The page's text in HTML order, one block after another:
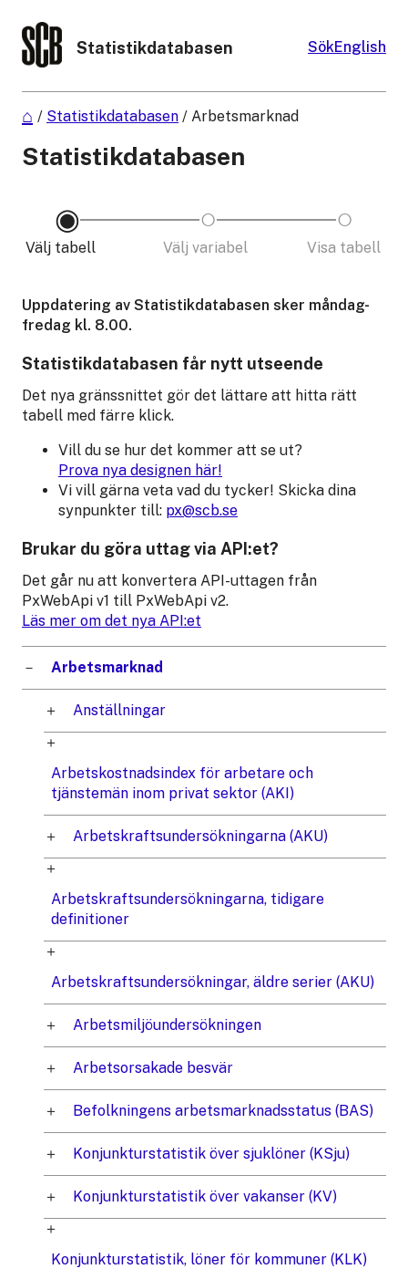
Statistikdatabasen SökEnglish
/ Statistikdatabasen / Arbetsmarknad
Statistikdatabasen
Välj tabell Välj variabel Visa tabell
Uppdatering av Statistikdatabasen sker måndag-
fredag kl. 8.00.
Statistikdatabasen får nytt utseende
Det nya gränssnittet gör det lättare att hitta rätt
tabell med färre klick.
Vill du se hur det kommer att se ut?
Prova nya designen här!
Vi vill gärna veta vad du tycker! Skicka dina
synpunkter till: px@scb.se
Brukar du göra uttag via API:et?
Det går nu att konvertera API-uttagen från
PxWebApi v1 till PxWebApi v2.
Läs mer om det nya API:et
Arbetsmarknad
Anställningar
Arbetskostnadsindex för arbetare och
tjänstemän inom privat sektor (AKI)
Arbetskraftsundersökningarna (AKU)
Arbetskraftsundersökningarna, tidigare
definitioner
Arbetskraftsundersökningar, äldre serier (AKU)
Arbetsmiljöundersökningen
Arbetsorsakade besvär
Befolkningens arbetsmarknadsstatus (BAS)
Konjunkturstatistik över sjuklöner (KSju)
Konjunkturstatistik över vakanser (KV)
Konjunkturstatistik, löner för kommuner (KLK)